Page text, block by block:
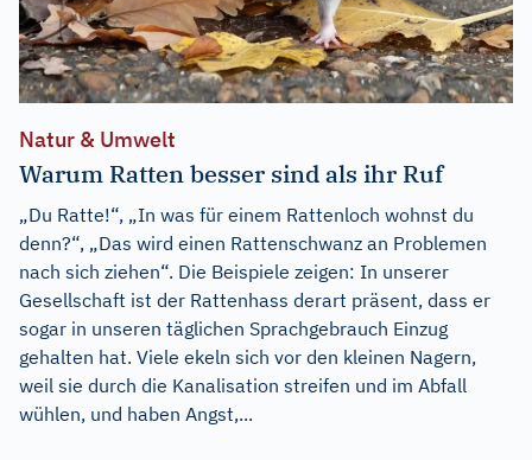
Natur & Umwelt
Warum Ratten besser sind als ihr Ruf
„Du Ratte!“, „In was für einem Rattenloch wohnst du
denn?“, „Das wird einen Rattenschwanz an Problemen
nach sich ziehen“. Die Beispiele zeigen: In unserer
Gesellschaft ist der Rattenhass derart präsent, dass er
sogar in unseren täglichen Sprachgebrauch Einzug
gehalten hat. Viele ekeln sich vor den kleinen Nagern,
weil sie durch die Kanalisation streifen und im Abfall
wühlen, und haben Angst,...